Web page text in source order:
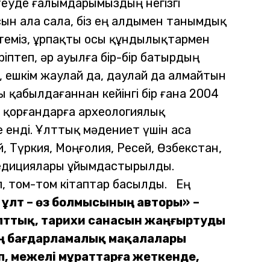
ала сала, біз ең алдымен танымдық
ұрпақты осы құндылықтармен
әр ауылға бір-бір батырдың
ешкім жаулай да, даулай да алмайтын
кейінгі бір ғана 2004
археологиялық
енді. Ұлттық мәдениет үшін аса
Түркия, Моңғолия, Ресей, Өзбекстан,
ұйымдастырылды.
том кітаптар басылды.
Ең
ұлт – өз болмысының авторы» –
тарихи санасын жаңғыртуды
бағдарламалық мақалалары
межелі мұраттарға жеткенде,